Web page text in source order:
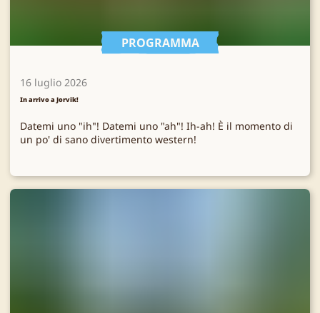
PROGRAMMA
16 luglio 2026
In arrivo a Jorvik!
Datemi uno "ih"! Datemi uno "ah"! Ih-ah! È il momento di
un po' di sano divertimento western!